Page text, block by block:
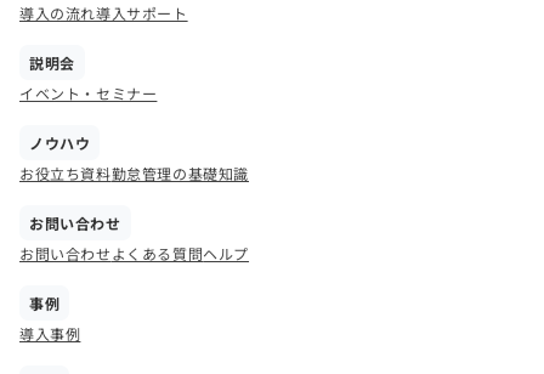
導入の流れ導入サポート
説明会
イベント・セミナー
ノウハウ
お役立ち資料勤怠管理の基礎知識
お問い合わせ
お問い合わせよくある質問ヘルプ
事例
導入事例